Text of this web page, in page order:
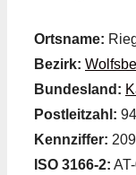
Ortsname:
Bezirk:
Bundesland:
Postleitzahl:
Kennziffer: 209
ISO 3166-2: